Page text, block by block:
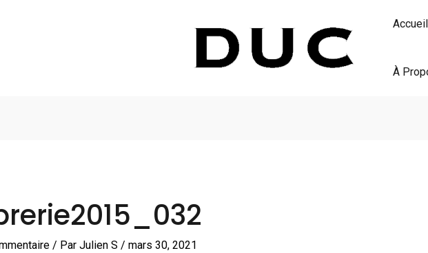
Accueil
À
/ Par Julien S / mars 30, 2021